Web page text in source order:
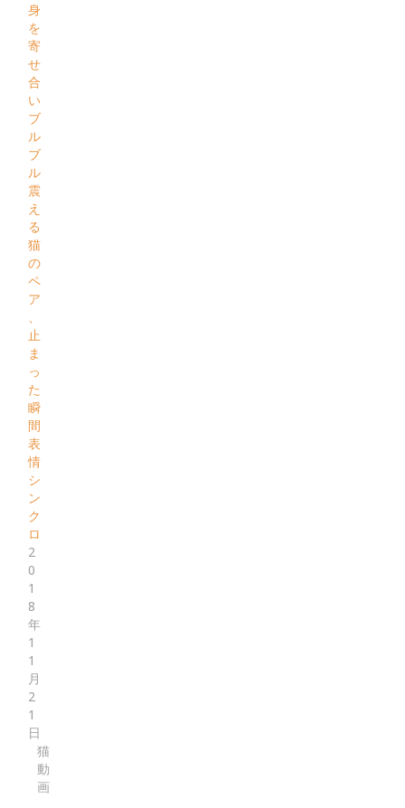
身
を
寄
せ
合
い
ブ
ル
ブ
ル
震
え
る
猫
の
ペ
ア
、
止
ま
っ
た
瞬
間
表
情
シ
ン
ク
ロ
2
0
1
8
年
1
1
月
2
1
日
猫
動
画